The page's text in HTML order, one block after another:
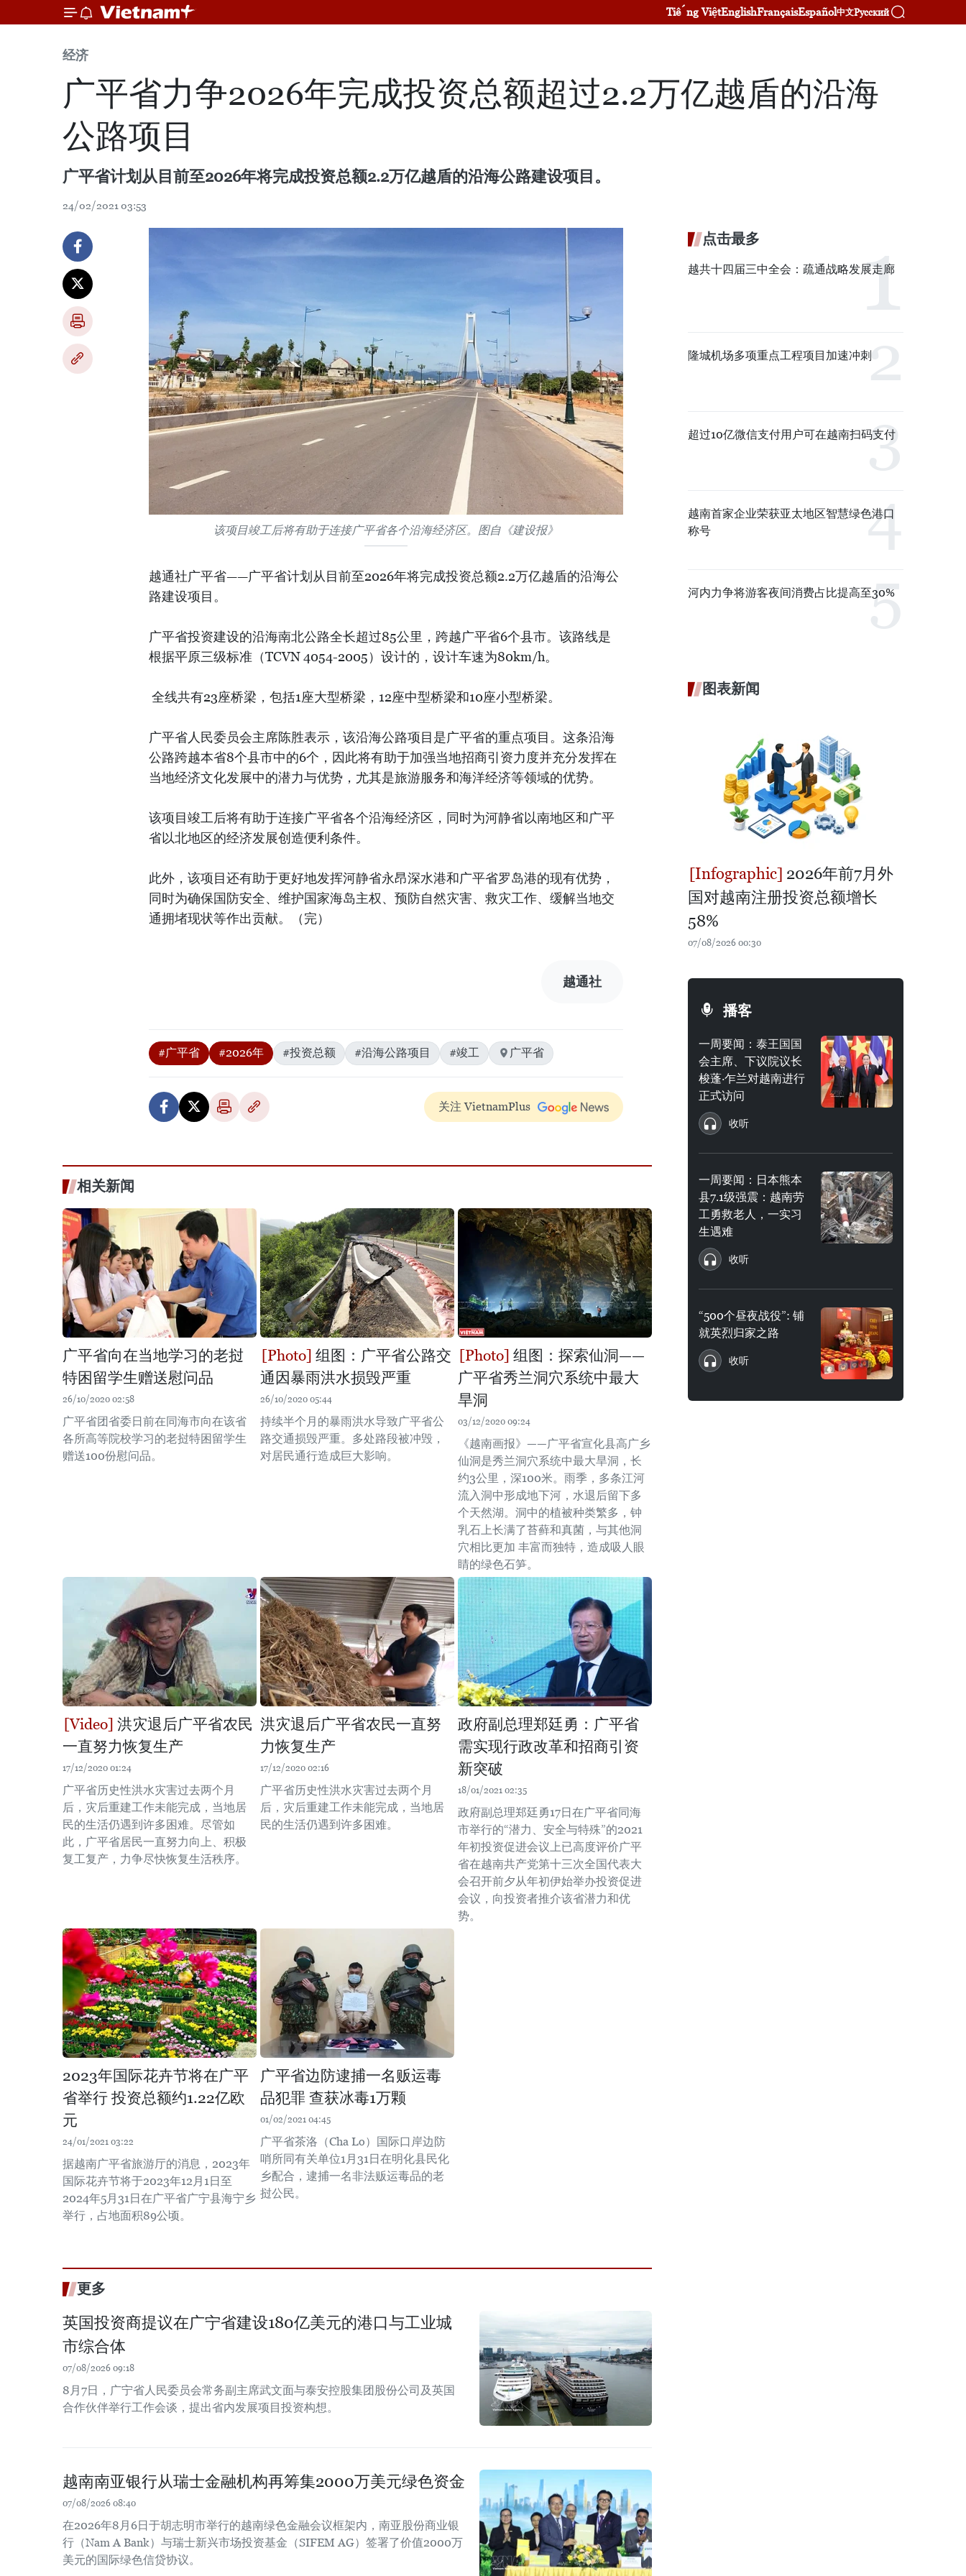
Tiếng ViệtEnglishFrançaisEspañol中文Русский
经济
广平省力争2026年完成投资总额超过2.2万亿越盾的沿海
公路项目
广平省计划从目前至2026年将完成投资总额2.2万亿越盾的沿海公路建设项目。
24/02/2021 03:53
该项目竣工后将有助于连接广平省各个沿海经济区。图自《建设报》
越通社广平省——广平省计划从目前至2026年将完成投资总额2.2万亿越盾的沿海公
路建设项目。
广平省投资建设的沿海南北公路全长超过85公里，跨越广平省6个县市。该路线是
根据平原三级标准（TCVN 4054-2005）设计的，设计车速为80km/h。
全线共有23座桥梁，包括1座大型桥梁，12座中型桥梁和10座小型桥梁。
广平省人民委员会主席陈胜表示，该沿海公路项目是广平省的重点项目。这条沿海
公路跨越本省8个县市中的6个，因此将有助于加强当地招商引资力度并充分发挥在
当地经济文化发展中的潜力与优势，尤其是旅游服务和海洋经济等领域的优势。
该项目竣工后将有助于连接广平省各个沿海经济区，同时为河静省以南地区和广平
省以北地区的经济发展创造便利条件。
此外，该项目还有助于更好地发挥河静省永昂深水港和广平省罗岛港的现有优势，
同时为确保国防安全、维护国家海岛主权、预防自然灾害、救灾工作、缓解当地交
通拥堵现状等作出贡献。（完）
越通社
#广平省 #2026年 #投资总额 #沿海公路项目 #竣工 广平省
关注 VietnamPlus
相关新闻
广平省向在当地学习的老挝
特困留学生赠送慰问品
26/10/2020 02:58
广平省团省委日前在同海市向在该省
各所高等院校学习的老挝特困留学生
赠送100份慰问品。
组图：广平省公路交
通因暴雨洪水损毁严重
26/10/2020 05:44
持续半个月的暴雨洪水导致广平省公
路交通损毁严重。多处路段被冲毁，
对居民通行造成巨大影响。
组图：探索仙洞——
广平省秀兰洞穴系统中最大
旱洞
03/12/2020 09:24
《越南画报》——广平省宣化县高广乡
仙洞是秀兰洞穴系统中最大旱洞，长
约3公里，深100米。雨季，多条江河
流入洞中形成地下河，水退后留下多
个天然湖。洞中的植被种类繁多，钟
乳石上长满了苔藓和真菌，与其他洞
穴相比更加 丰富而独特，造成吸人眼
睛的绿色石笋。
洪灾退后广平省农民
一直努力恢复生产
17/12/2020 01:24
广平省历史性洪水灾害过去两个月
后，灾后重建工作未能完成，当地居
民的生活仍遇到许多困难。尽管如
此，广平省居民一直努力向上、积极
复工复产，力争尽快恢复生活秩序。
洪灾退后广平省农民一直努
力恢复生产
17/12/2020 02:16
广平省历史性洪水灾害过去两个月
后，灾后重建工作未能完成，当地居
民的生活仍遇到许多困难。
政府副总理郑廷勇：广平省
需实现行政改革和招商引资
新突破
18/01/2021 02:35
政府副总理郑廷勇17日在广平省同海
市举行的“潜力、安全与特殊”的2021
年初投资促进会议上已高度评价广平
省在越南共产党第十三次全国代表大
会召开前夕从年初伊始举办投资促进
会议，向投资者推介该省潜力和优
势。
2023年国际花卉节将在广平
省举行 投资总额约1.22亿欧
元
24/01/2021 03:22
据越南广平省旅游厅的消息，2023年
国际花卉节将于2023年12月1日至
2024年5月31日在广平省广宁县海宁乡
举行，占地面积89公顷。
广平省边防逮捕一名贩运毒
品犯罪 查获冰毒1万颗
01/02/2021 04:45
广平省茶洛（Cha Lo）国际口岸边防
哨所同有关单位1月31日在明化县民化
乡配合，逮捕一名非法贩运毒品的老
挝公民。
更多
英国投资商提议在广宁省建设180亿美元的港口与工业城
市综合体
07/08/2026 09:18
8月7日，广宁省人民委员会常务副主席武文面与泰安控股集团股份公司及英国
合作伙伴举行工作会谈，提出省内发展项目投资构想。
越南南亚银行从瑞士金融机构再筹集2000万美元绿色资金
07/08/2026 08:40
在2026年8月6日于胡志明市举行的越南绿色金融会议框架内，南亚股份商业银
行（Nam A Bank）与瑞士新兴市场投资基金（SIFEM AG）签署了价值2000万
美元的国际绿色信贷协议。
点击最多
越共十四届三中全会：疏通战略发展走廊
隆城机场多项重点工程项目加速冲刺
超过10亿微信支付用户可在越南扫码支付
越南首家企业荣获亚太地区智慧绿色港口
称号
河内力争将游客夜间消费占比提高至30%
图表新闻
2026年前7月外
国对越南注册投资总额增长
58%
07/08/2026 00:30
播客
一周要闻：泰王国国
会主席、下议院议长
梭蓬·乍兰对越南进行
正式访问
收听
一周要闻：日本熊本
县7.1级强震：越南劳
工勇救老人，一实习
生遇难
收听
“500个昼夜战役”: 铺
就英烈归家之路
收听